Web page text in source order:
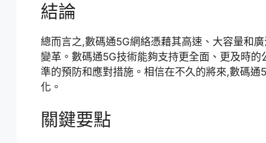
結論
總而言之,數碼通5G網絡憑藉其高速、大容量和
變革。數碼通5G技術能夠支持更全面、更及時
準的預防和應對措施。相信在不久的將來,數碼
化。
關鍵要點